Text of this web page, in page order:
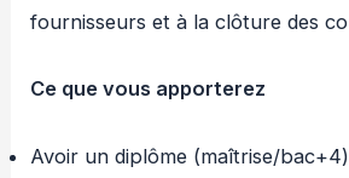
fournisseurs et à la clôture des
Ce que vous apporterez
Avoir un diplôme (maîtrise/